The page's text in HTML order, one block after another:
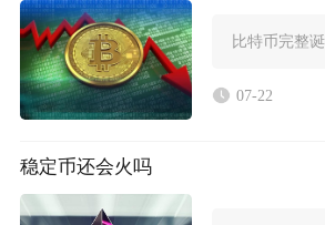
比特币完整
07-22
稳定币还会火吗